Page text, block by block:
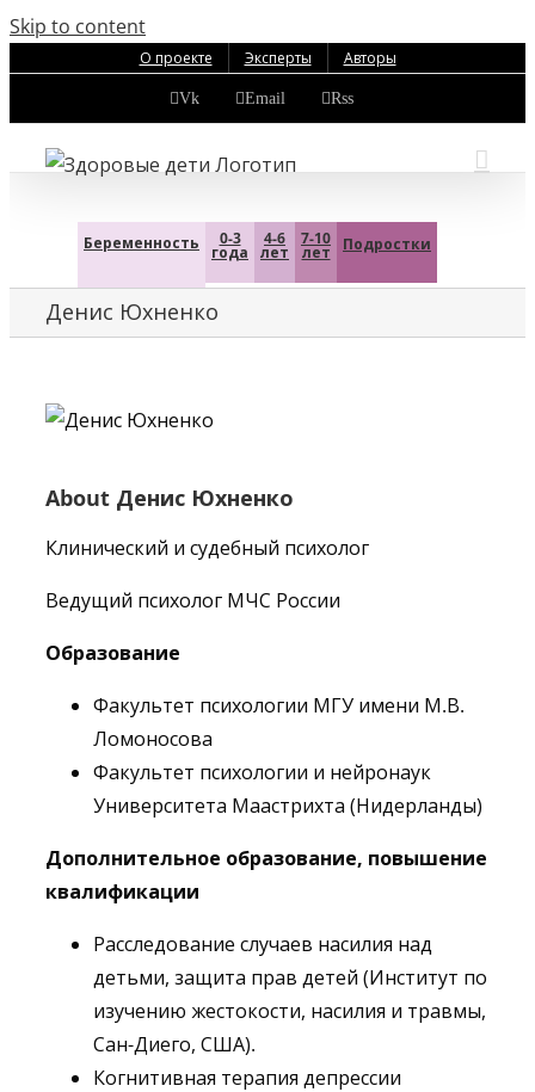
Skip to content
О проекте Эксперты Авторы
Vk Email Rss
Беременность 0-3
года
4-6
лет
7-10
лет Подростки
Денис Юхненко
About Денис Юхненко
Клинический и судебный психолог
Ведущий психолог МЧС России
Образование
Факультет психологии МГУ имени М.В.
Ломоносова
Факультет психологии и нейронаук
Университета Маастрихта (Нидерланды)
Дополнительное образование, повышение
квалификации
Расследование случаев насилия над
детьми, защита прав детей (Институт по
изучению жестокости, насилия и травмы,
Сан-Диего, США).
Когнитивная терапия депрессии